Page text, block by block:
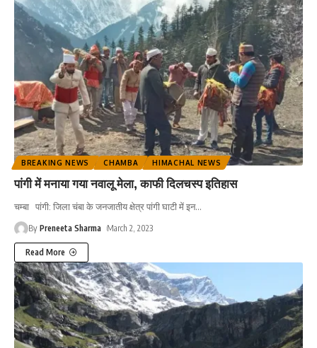
BREAKING NEWS CHAMBA HIMACHAL NEWS
पांगी में मनाया गया नवालू मेला, काफी दिलचस्प इतिहास
चम्बा पांगी: जिला चंबा के जनजातीय क्षेत्र पांगी घाटी में इन…
By Preneeta Sharma March 2, 2023
Read More